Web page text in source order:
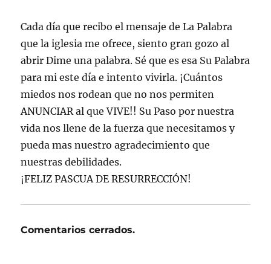
Cada día que recibo el mensaje de La Palabra
que la iglesia me ofrece, siento gran gozo al
abrir Dime una palabra. Sé que es esa Su Palabra
para mi este día e intento vivirla. ¡Cuántos
miedos nos rodean que no nos permiten
ANUNCIAR al que VIVE!! Su Paso por nuestra
vida nos llene de la fuerza que necesitamos y
pueda mas nuestro agradecimiento que
nuestras debilidades.
¡FELIZ PASCUA DE RESURRECCIÓN!
Comentarios cerrados.